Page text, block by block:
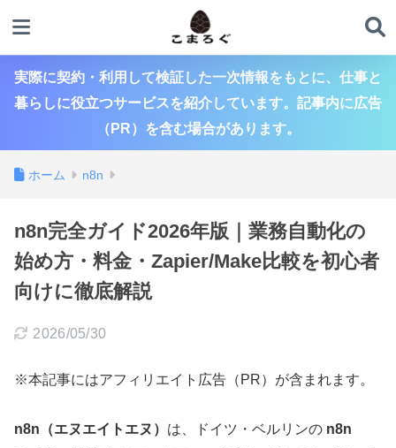
実際に契約・利用して検証した一次情報をもとに、仕事と
暮らしに役立つサービスを紹介しています。記事内に広告
（PR）を含む場合があります。
ホーム n8n
n8n完全ガイド2026年版｜業務自動化の
始め方・料金・Zapier/Make比較を初心者
向けに徹底解説
2026/05/30
※本記事にはアフィリエイト広告（PR）が含まれます。
n8n（エヌエイトエヌ） は、ドイツ・ベルリンの n8n